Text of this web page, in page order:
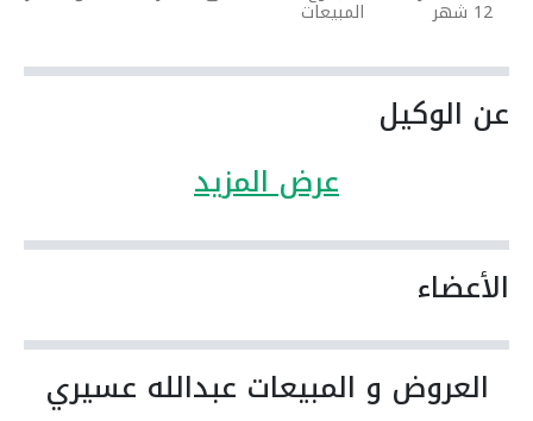
12 شهر المبيعات
عن الوكيل
عرض المزيد
الأعضاء
العروض و المبيعات عبدالله عسيري